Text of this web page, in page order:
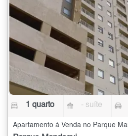
1 quarto - suíte